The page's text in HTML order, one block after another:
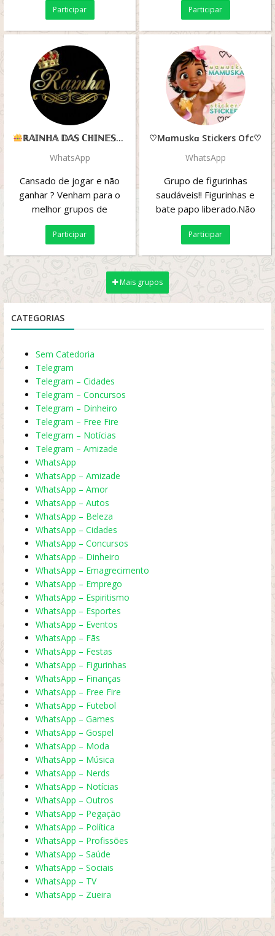
Participar Participar
ℝ𝔸𝕀ℕℍ𝔸 𝔻𝔸𝕊 ℂℍ𝕀ℕ𝔼𝕊𝔸𝕊 𝔽ℝ𝔼𝔼 & 𝕃𝔸ℕℂ̧𝔸𝕄𝔼ℕ𝕋𝕆
WhatsApp
Cansado de jogar e não
ganhar ? Venham para o
melhor grupos de
lançamentos chinesas todos
os lançamentos são
Participar
♡Mɑmuskɑ Stickers Ofc♡
WhatsApp
Grupo de figurinhas
saudáveis!! Figurinhas e
bate papo liberado.Não
pode qualquer tipo de
vídeos ou qualquer tipo...
Participar
Mais grupos
CATEGORIAS
Sem Catedoria
Telegram
Telegram – Cidades
Telegram – Concursos
Telegram – Dinheiro
Telegram – Free Fire
Telegram – Notícias
Telegram – Amizade
WhatsApp
WhatsApp – Amizade
WhatsApp – Amor
WhatsApp – Autos
WhatsApp – Beleza
WhatsApp – Cidades
WhatsApp – Concursos
WhatsApp – Dinheiro
WhatsApp – Emagrecimento
WhatsApp – Emprego
WhatsApp – Espiritismo
WhatsApp – Esportes
WhatsApp – Eventos
WhatsApp – Fãs
WhatsApp – Festas
WhatsApp – Figurinhas
WhatsApp – Finanças
WhatsApp – Free Fire
WhatsApp – Futebol
WhatsApp – Games
WhatsApp – Gospel
WhatsApp – Moda
WhatsApp – Música
WhatsApp – Nerds
WhatsApp – Notícias
WhatsApp – Outros
WhatsApp – Pegação
WhatsApp – Política
WhatsApp – Profissões
WhatsApp – Saúde
WhatsApp – Sociais
WhatsApp – TV
WhatsApp – Zueira